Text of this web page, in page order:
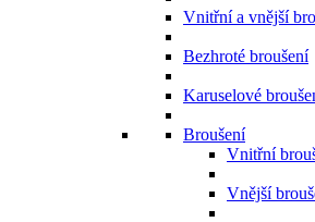
Vnitřní a vnější
Bezhroté broušení
Karuselové
Broušení
Vnitřní
Vnější